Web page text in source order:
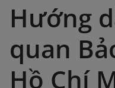
Hướng
quan
Hồ Chí